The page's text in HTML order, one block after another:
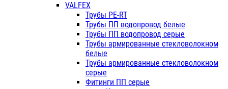
VALFEX
Трубы PE-RT
Трубы ПП водопровод белые
Трубы ПП водопровод серые
Трубы армированные стекловолокном
белые
Трубы армированные стекловолокном
серые
Фитинги ПП серые